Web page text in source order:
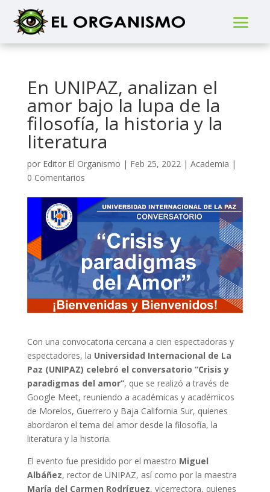
En UNIPAZ, analizan el
amor bajo la lupa de la
filosofía, la historia y la
literatura
por Editor El Organismo | Feb 25, 2022| Academia |
0 Comentarios
Con una convocatoria cercana a cien espectadoras y
espectadores, la Universidad Internacional de La
Paz (UNIPAZ) celebró el conversatorio “Crisis y
paradigmas del amor”, que se realizó a través de
Google Meet, reuniendo a académicas y académicos
de Morelos, Guerrero y Baja California Sur, quienes
abordaron el tema del amor desde la filosofía, la
literatura y la historia.
El evento fue presidido por el maestro Miguel
Albáñez, rector de UNIPAZ, así como por la maestra
María del Carmen Rodríguez, vicerrectora, quienes